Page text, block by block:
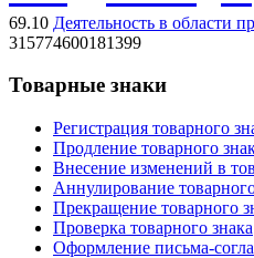
69.10 Деятельность в области
315774600181399
Товарные знаки
Регистрация товарного
Продление товарного
Внесение изменений в
Аннулирование
Прекращение товарного
Проверка товарного знака
Оформление письма-